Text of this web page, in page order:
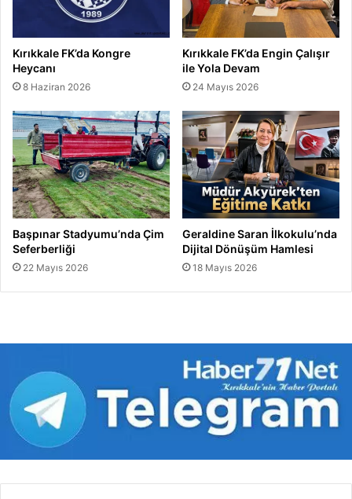
Kırıkkale FK’da Kongre
Heycanı
8 Haziran 2026
Kırıkkale FK’da Engin Çalışır
ile Yola Devam
24 Mayıs 2026
Başpınar Stadyumu’nda Çim
Seferberliği
22 Mayıs 2026
Geraldine Saran İlkokulu’nda
Dijital Dönüşüm Hamlesi
18 Mayıs 2026